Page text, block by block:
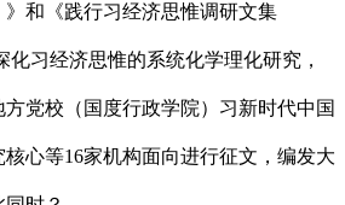
》和《践行习经济思惟调研文集
化习经济思惟的系统化学理化研究，
方党校（国度行政学院）习新时代中国
心等16家机构面向进行征文，编发大